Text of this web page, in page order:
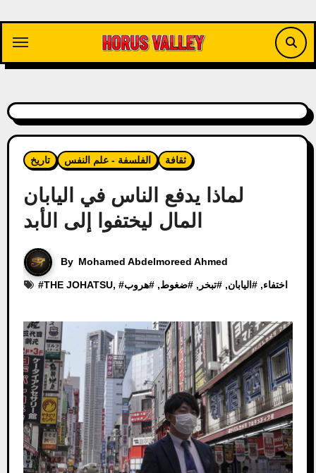
content
تاريخ الفلسفة - علم النفس ثقافة
لماذا يدفع الناس في اليابان
المال ليختفوا إلى الأبد
By Mohamed Abdelmoreed Ahmed
#THE JOHATSU, # اختفاء, # اليابان, #تبخر , #ضغوط, #هروب